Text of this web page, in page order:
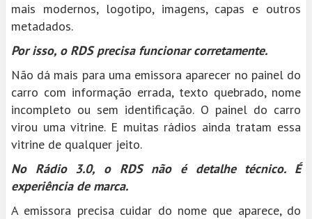
mais modernos, logotipo, imagens, capas e outros
metadados.
Por isso, o RDS precisa funcionar corretamente.
Não dá mais para uma emissora aparecer no painel do
carro com informação errada, texto quebrado, nome
incompleto ou sem identificação. O painel do carro
virou uma vitrine. E muitas rádios ainda tratam essa
vitrine de qualquer jeito.
No Rádio 3.0, o RDS não é detalhe técnico. É
experiência de marca.
A emissora precisa cuidar do nome que aparece, do